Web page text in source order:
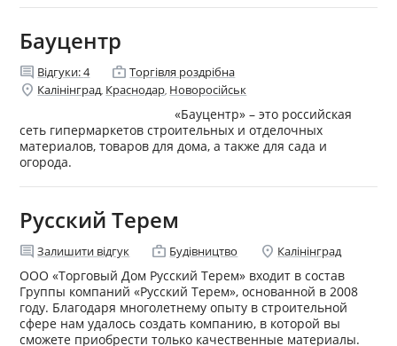
Бауцентр
comment Відгуки:4 enterprise Торгівля роздрібна
location_on Калінінград Краснодар Новоросійськ
«Бауцентр» – это российская
сеть гипермаркетов строительных и отделочных
материалов, товаров для дома, а также для сада и
огорода.
Русский Терем
comment Залишити відгук enterprise Будівництво location_on Калінінград
ООО «Торговый Дом Русский Терем» входит в состав
Группы компаний «Русский Терем», основанной в 2008
году. Благодаря многолетнему опыту в строительной
сфере нам удалось создать компанию, в которой вы
сможете приобрести только качественные материалы.